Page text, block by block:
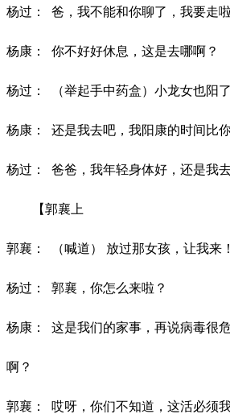
杨过： 爸，我不能和你聊了，我要走啦
杨康： 你不好好休息，这是去哪啊？
杨过： （举起手中药盒）小龙女也阳
杨康： 还是我去吧，我阳康的时间比
杨过： 爸爸，我年轻身体好，还是我去
【郭襄上
郭襄： （喊道） 放过那女孩，让我来！
杨过： 郭襄，你怎么来啦？
杨康： 这是我们的家事，再说病毒很
啊？
郭襄： 哎呀，你们不知道，这活必须